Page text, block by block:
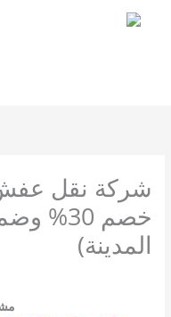
شركة نقل عفش
خصم
المدينة)